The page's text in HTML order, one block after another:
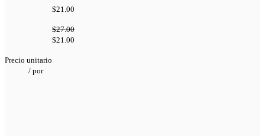
$21.00
$27.00
$21.00
Precio unitario
/ por